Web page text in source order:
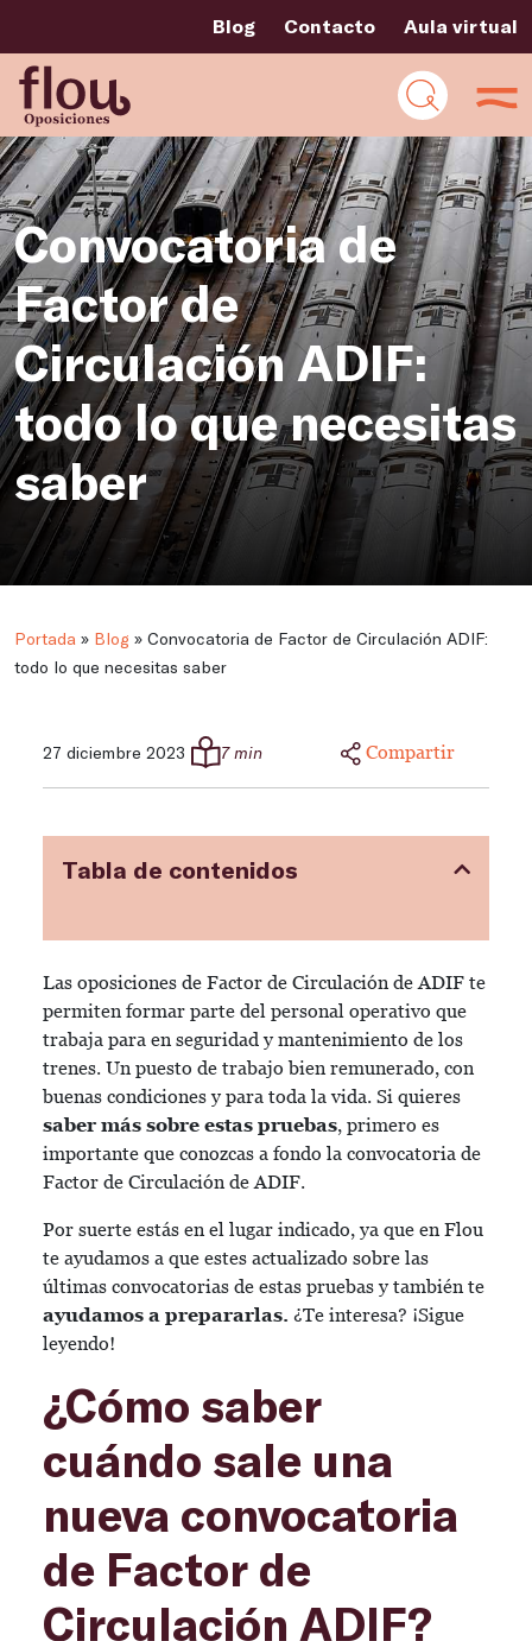
Blog Contacto Aula virtual
Convocatoria de
Factor de
Circulación ADIF:
todo lo que necesitas
saber
Portada » Blog » Convocatoria de Factor de Circulación ADIF:
todo lo que necesitas saber
27 diciembre 2023 7 min Compartir
Tabla de contenidos
Las oposiciones de Factor de Circulación de ADIF te
permiten formar parte del personal operativo que
trabaja para en seguridad y mantenimiento de los
trenes. Un puesto de trabajo bien remunerado, con
buenas condiciones y para toda la vida. Si quieres
saber más sobre estas pruebas, primero es
importante que conozcas a fondo la convocatoria de
Factor de Circulación de ADIF.
Por suerte estás en el lugar indicado, ya que en Flou
te ayudamos a que estes actualizado sobre las
últimas convocatorias de estas pruebas y también te
ayudamos a prepararlas. ¿Te interesa? ¡Sigue
leyendo!
¿Cómo saber
cuándo sale una
nueva convocatoria
de Factor de
Circulación ADIF?